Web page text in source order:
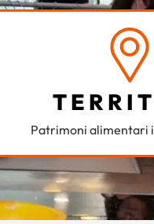
Patrimoni alimentari